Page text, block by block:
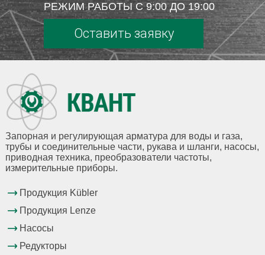
РЕЖИМ РАБОТЫ С 9:00 ДО 19:00
Оставить заявку
Запорная и регулирующая арматура для воды и газа,
трубы и соединительные части, рукава и шланги, насосы,
приводная техника, преобразователи частоты,
измерительные приборы.
Продукция Kübler
Продукция Lenze
Насосы
Редукторы